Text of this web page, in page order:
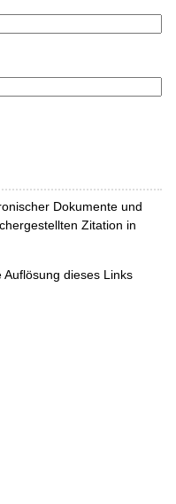
Dokumente und
Zitation in
dieses Links